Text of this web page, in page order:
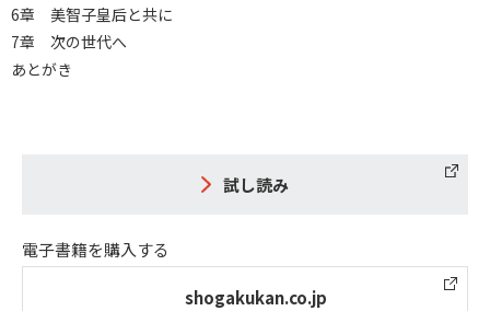
6章 美智子皇后と共に
7章 次の世代へ
あとがき
試し読み
電子書籍を購入する
shogakukan.co.jp